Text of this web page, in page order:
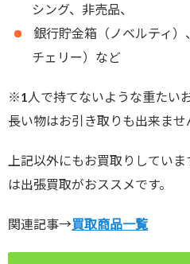
シング、非売品、
銀行貯金箱（ノベルティ
チェリー）など
※1人で持てないような重たい
長い物はお引き取りも出来ませ
上記以外にもお買取りしてい
は出張買取がおススメです。
関連記事→買取商品一覧